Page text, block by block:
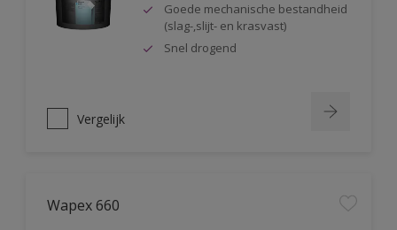
Goede mechanische bestandheid
(slag-,slijt- en krasvast)
Snel drogend
Vergelijk
Wapex 660